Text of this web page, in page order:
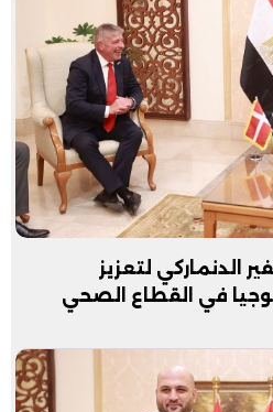
الدنماركي لتعزيز
في القطاع الصحي